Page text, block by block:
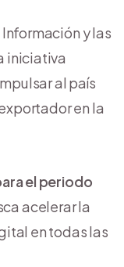
y las
iniciativa
al país
en la
el periodo
acelerar la
en todas las